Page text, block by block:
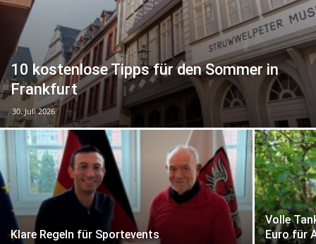
10 kostenlose Tipps für den Sommer in
Frankfurt
30. Juli 2026
Klare Regeln für Sportevents
Volle
Euro für